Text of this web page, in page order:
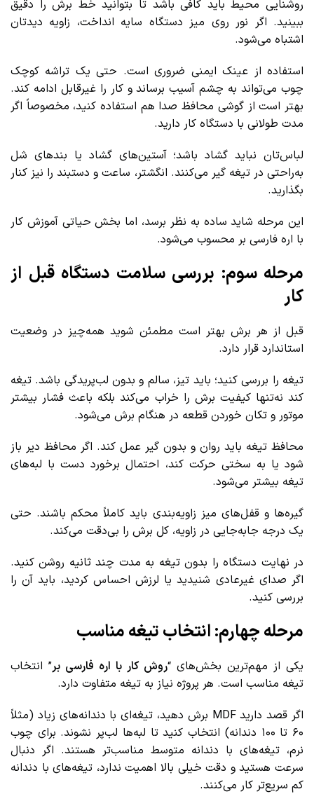
روشنایی محیط باید کافی باشد تا بتوانید خط برش را دقیق
ببینید. اگر نور روی میز دستگاه سایه انداخت، زاویه دیدتان
اشتباه می‌شود.
استفاده از عینک ایمنی ضروری است. حتی یک تراشه کوچک
چوب می‌تواند به چشم آسیب برساند و کار را غیرقابل ادامه کند.
بهتر است از گوشی محافظ صدا هم استفاده کنید، مخصوصاً اگر
مدت طولانی با دستگاه کار دارید.
لباس‌تان نباید گشاد باشد؛ آستین‌های گشاد یا بندهای شل
به‌راحتی در تیغه گیر می‌کنند. انگشتر، ساعت و دستبند را نیز کنار
بگذارید.
این مرحله شاید ساده به نظر برسد، اما بخش حیاتی آموزش کار
با اره فارسی بر محسوب می‌شود.
مرحله سوم: بررسی سلامت دستگاه قبل از
کار
قبل از هر برش بهتر است مطمئن شوید همه‌چیز در وضعیت
استاندارد قرار دارد.
تیغه را بررسی کنید؛ باید تیز، سالم و بدون لب‌پریدگی باشد. تیغه
کند نه‌تنها کیفیت برش را خراب می‌کند بلکه باعث فشار بیشتر
موتور و تکان خوردن قطعه در هنگام برش می‌شود.
محافظ تیغه باید روان و بدون گیر عمل کند. اگر محافظ دیر باز
شود یا به سختی حرکت کند، احتمال برخورد دست با لبه‌های
تیغه بیشتر می‌شود.
گیره‌ها و قفل‌های میز زاویه‌بندی باید کاملاً محکم باشند. حتی
یک درجه جابه‌جایی در زاویه، کل برش را بی‌دقت می‌کند.
در نهایت دستگاه را بدون تیغه به مدت چند ثانیه روشن کنید.
اگر صدای غیرعادی شنیدید یا لرزش احساس کردید، باید آن را
بررسی کنید.
مرحله چهارم: انتخاب تیغه مناسب
یکی از مهم‌ترین بخش‌های “روش کار با اره فارسی بر” انتخاب
تیغه مناسب است. هر پروژه نیاز به تیغه متفاوت دارد.
اگر قصد دارید MDF برش دهید، تیغه‌ای با دندانه‌های زیاد (مثلاً
۶۰ تا ۱۰۰ دندانه) انتخاب کنید تا لبه‌ها لب‌پر نشوند. برای چوب
نرم، تیغه‌های با دندانه متوسط مناسب‌تر هستند. اگر دنبال
سرعت هستید و دقت خیلی بالا اهمیت ندارد، تیغه‌های با دندانه
کم سریع‌تر کار می‌کنند.